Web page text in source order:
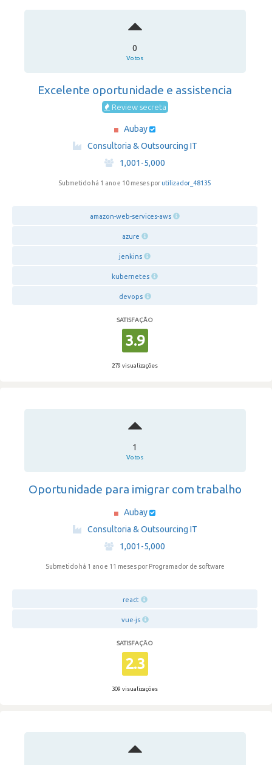
0
Votos
Excelente oportunidade e assistencia
Review secreta
Aubay
·
Consultoria & Outsourcing IT
·
1,001-5,000
Submetido há 1 ano e 10 meses por utilizador_48135
amazon-web-services-aws
azure
jenkins
kubernetes
devops
SATISFAÇÃO
3.9
279 visualizações
1
Votos
Oportunidade para imigrar com trabalho
Aubay
·
Consultoria & Outsourcing IT
·
1,001-5,000
Submetido há 1 ano e 11 meses por Programador de software
react
vue-js
SATISFAÇÃO
2.3
309 visualizações